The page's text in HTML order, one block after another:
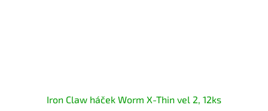
Iron Claw háček Worm X-Thin vel 2, 12ks